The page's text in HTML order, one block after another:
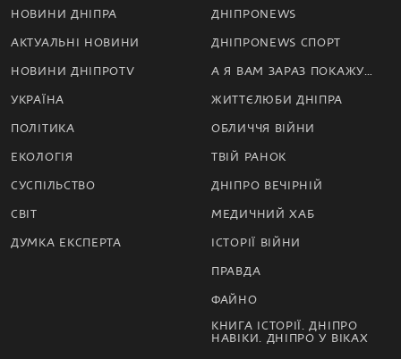
НОВИНИ ДНІПРА
АКТУАЛЬНІ НОВИНИ
НОВИНИ ДНІПРОTV
УКРАЇНА
ПОЛІТИКА
ЕКОЛОГІЯ
СУСПІЛЬСТВО
СВІТ
ДУМКА ЕКСПЕРТА
ДНІПРОNEWS
ДНІПРОNEWS СПОРТ
А Я ВАМ ЗАРАЗ ПОКАЖУ…
ЖИТТЄЛЮБИ ДНІПРА
ОБЛИЧЧЯ ВІЙНИ
ТВІЙ РАНОК
ДНІПРО ВЕЧІРНІЙ
МЕДИЧНИЙ ХАБ
ІСТОРІЇ ВІЙНИ
ПРАВДА
ФАЙНО
КНИГА ІСТОРІЇ. ДНІПРО
НАВІКИ. ДНІПРО У ВІКАХ